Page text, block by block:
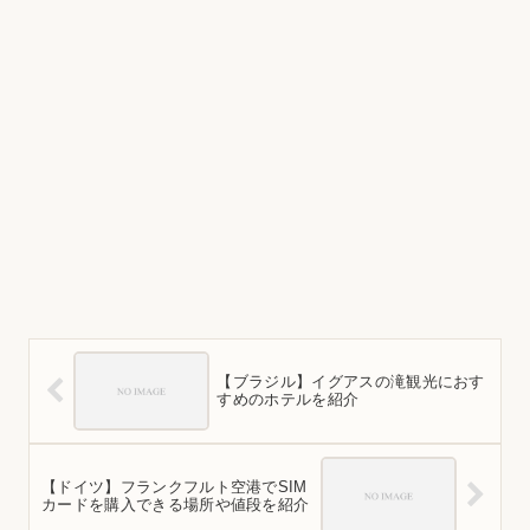
【ブラジル】イグアスの滝観光におす
すめのホテルを紹介
【ドイツ】フランクフルト空港でSIM
カードを購入できる場所や値段を紹介